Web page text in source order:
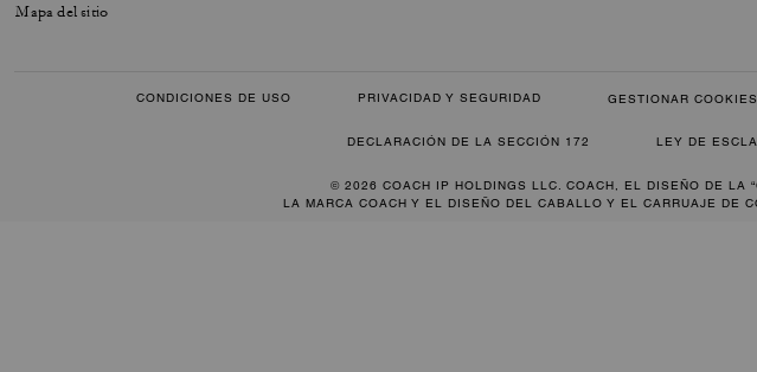
Mapa del sitio
CONDICIONES DE USO PRIVACIDAD Y SEGURIDAD GESTIONAR COOKIES
DECLARACIÓN DE LA SECCIÓN 172 LEY DE
© 2026 COACH IP HOLDINGS LLC. COACH, EL DISEÑO DE LA
LA MARCA COACH Y EL DISEÑO DEL CABALLO Y EL CARRUAJE DE